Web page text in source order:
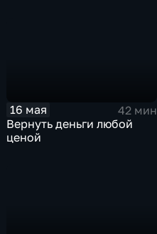
16 мая
42 мин
Вернуть деньги любой
ценой